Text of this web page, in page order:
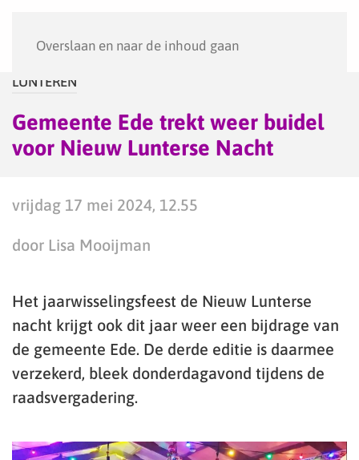
Overslaan en naar de inhoud gaan
LUNTEREN
Gemeente Ede trekt weer buidel
voor Nieuw Lunterse Nacht
vrijdag 17 mei 2024, 12.55
door Lisa Mooijman
Het jaarwisselingsfeest de Nieuw Lunterse
nacht krijgt ook dit jaar weer een bijdrage van
de gemeente Ede. De derde editie is daarmee
verzekerd, bleek donderdagavond tijdens de
raadsvergadering.